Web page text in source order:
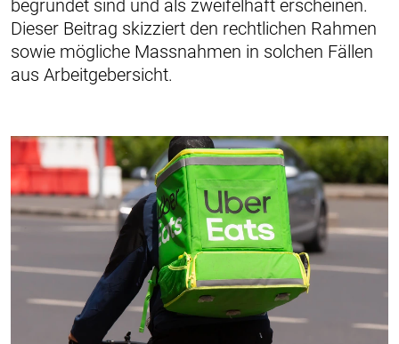
begründet sind und als zweifelhaft erscheinen.
Dieser Beitrag skizziert den rechtlichen Rahmen
sowie mögliche Massnahmen in solchen Fällen
aus Arbeitgebersicht.